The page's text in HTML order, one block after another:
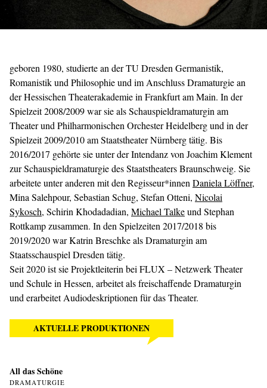
geboren 1980, studierte an der TU Dresden Germanistik,
Romanistik und Philosophie und im Anschluss Dramaturgie an
der Hessischen Theaterakademie in Frankfurt am Main. In der
Spielzeit 2008/2009 war sie als Schauspieldramaturgin am
Theater und Philharmonischen Orchester Heidelberg und in der
Spielzeit 2009/2010 am Staatstheater Nürnberg tätig. Bis
2016/2017 gehörte sie unter der Intendanz von Joachim Klement
zur Schauspieldramaturgie des Staatstheaters Braunschweig. Sie
arbeitete unter anderen mit den Regisseur*innen Daniela Löffner,
Mina Salehpour, Sebastian Schug, Stefan Otteni, Nicolai
Sykosch, Schirin Khodadadian, Michael Talkeund Stephan
Rottkamp zusammen. In den Spielzeiten 2017/2018 bis
2019/2020 war Katrin Breschke als Dramaturgin am
Staatsschauspiel Dresden tätig.
Seit 2020 ist sie Projektleiterin bei FLUX – Netzwerk Theater
und Schule in Hessen, arbeitet als freischaffende Dramaturgin
und erarbeitet Audiodeskriptionen für das Theater.
AKTUELLE PRODUKTIONEN
All das Schöne
DRAMATURGIE